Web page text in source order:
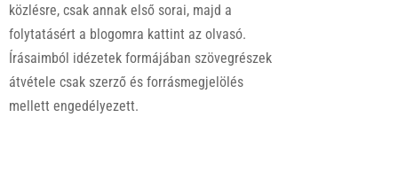
közlésre, csak annak első sorai, majd a
folytatásért a blogomra kattint az olvasó.
Írásaimból idézetek formájában szövegrészek
átvétele csak szerző és forrásmegjelölés
mellett engedélyezett.